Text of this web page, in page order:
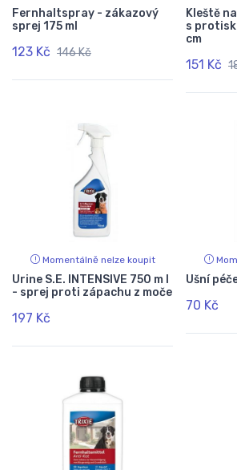
Fernhaltspray - zákazový
sprej 175 ml
123 Kč 146 Kč
Kleště
s
cm
151 Kč
Momentálně nelze koupit
Urine S.E. INTENSIVE 750 m l
- sprej proti zápachu z moče
197 Kč
Ušní
70 Kč